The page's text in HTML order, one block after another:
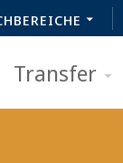
Transfer